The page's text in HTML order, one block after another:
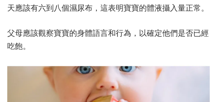
天應該有六到八個濕尿布，這表明寶寶的體液攝入量正常。
父母應該觀察寶寶的身體語言和行為，以確定他們是否已經
吃飽。